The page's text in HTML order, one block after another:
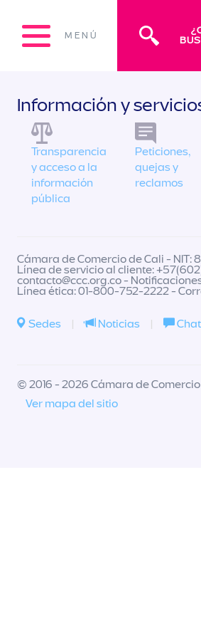
MENÚ
Información y
Transparencia
y acceso a la
información
pública
Peticiones,
quejas y
reclamos
Cámara de Comercio de Cali - NIT:
Línea de servicio al cliente:
contacto@ccc.org.co-
Línea ética: 01-800-752-2222 -
Sedes | Noticias | Chat
© 2016 - 2026 Cámara de
Ver mapa del sitio